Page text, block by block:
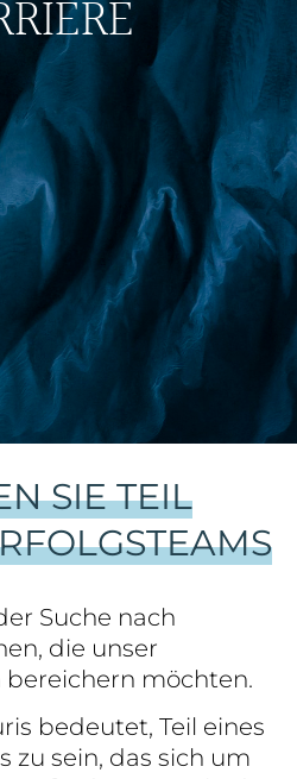
SIE TEIL
Suche nach
die unser
bereichern möchten.
bedeutet, Teil eines
zu sein, das sich um